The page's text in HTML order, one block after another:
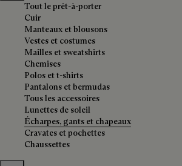
Tout le prêt-à-porter
Cuir
Manteaux et blousons
Vestes et costumes
Mailles et sweatshirts
Chemises
Polos et t-shirts
Pantalons et bermudas
Tous les accessoires
Lunettes de soleil
Écharpes, gants et chapeaux
Cravates et pochettes
Chaussettes